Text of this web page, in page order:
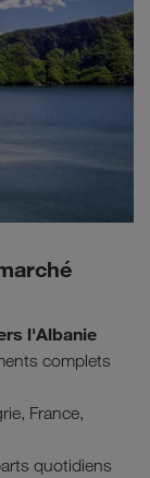
l'Albanie
complets
France,
quotidiens